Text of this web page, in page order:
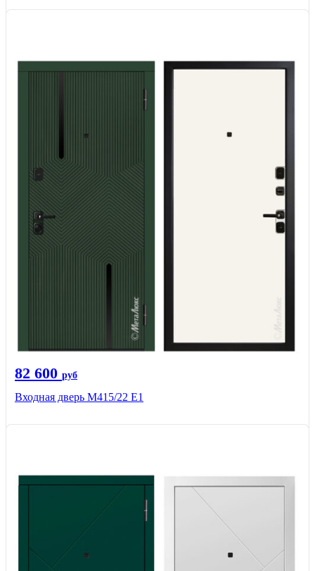
82 600 руб
Входная дверь М415/22 Е1